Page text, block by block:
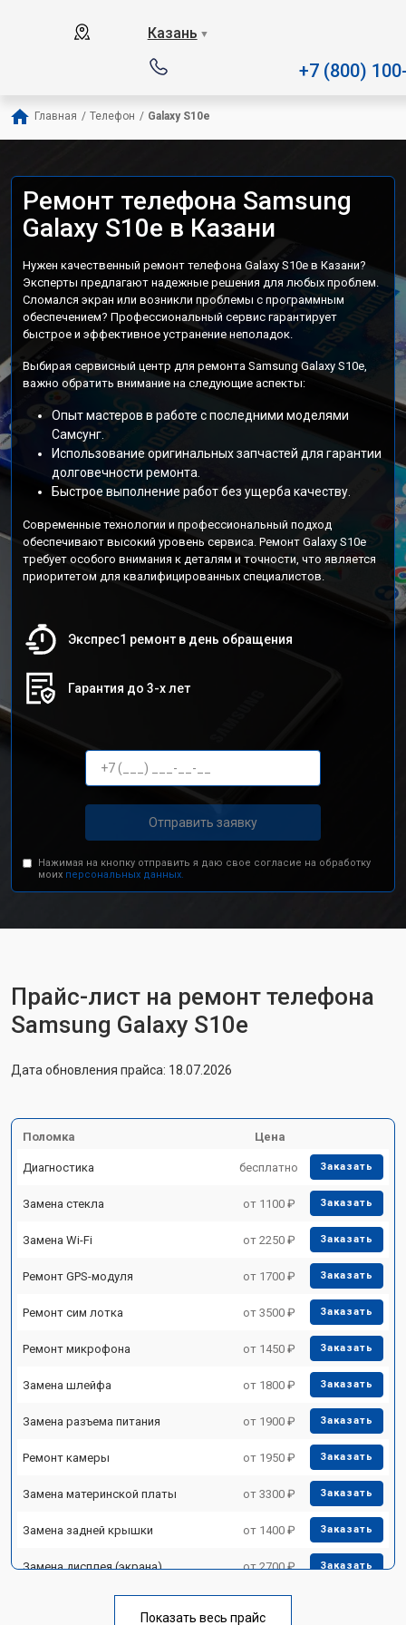
Казань ▼
+7 (800)
Главная / Телефон / Galaxy S10e
Ремонт телефона Samsung
Galaxy S10e в Казани
Нужен качественный ремонт телефона Galaxy S10e в Казани?
Эксперты предлагают надежные решения для любых проблем.
Сломался экран или возникли проблемы с программным
обеспечением? Профессиональный сервис гарантирует
быстрое и эффективное устранение неполадок.
Выбирая сервисный центр для ремонта Samsung Galaxy S10e,
важно обратить внимание на следующие аспекты:
Опыт мастеров в работе с последними моделями
Самсунг.
Использование оригинальных запчастей для гарантии
долговечности ремонта.
Быстрое выполнение работ без ущерба качеству.
Современные технологии и профессиональный подход
обеспечивают высокий уровень сервиса. Ремонт Galaxy S10e
требует особого внимания к деталям и точности, что является
приоритетом для квалифицированных специалистов.
Экспрес1 ремонт в день обращения
Гарантия до 3-х лет
Отправить заявку
Нажимая на кнопку отправить я даю свое согласие на обработку
моих персональных данных.
Прайс-лист на ремонт телефона
Samsung Galaxy S10e
Дата обновления прайса: 18.07.2026
Поломка Цена
Диагностика бесплатно Заказать
Замена стекла от 1100 ₽ Заказать
Замена Wi-Fi от 2250 ₽ Заказать
Ремонт GPS-модуля от 1700 ₽ Заказать
Ремонт сим лотка от 3500 ₽ Заказать
Ремонт микрофона от 1450 ₽ Заказать
Замена шлейфа от 1800 ₽ Заказать
Замена разъема питания от 1900 ₽ Заказать
Ремонт камеры от 1950 ₽ Заказать
Замена материнской платы от 3300 ₽ Заказать
Замена задней крышки от 1400 ₽ Заказать
Замена дисплея (экрана) от 2700 ₽ Заказать
Показать весь прайс